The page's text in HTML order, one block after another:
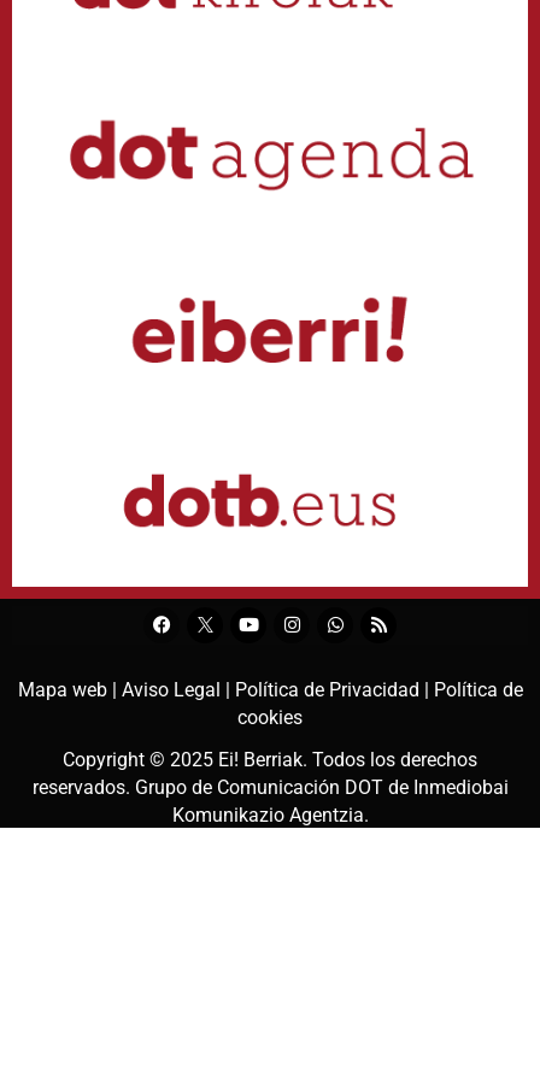
Mapa web | Aviso Legal | Política de Privacidad | Política de
cookies
Copyright © 2025 Ei! Berriak. Todos los derechos
reservados. Grupo de Comunicación DOT de Inmediobai
Komunikazio Agentzia.